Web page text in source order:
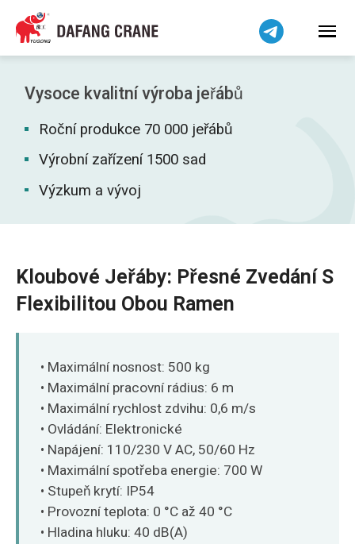
Vysoce kvalitní výroba jeřábů
Roční produkce 70 000 jeřábů
Výrobní zařízení 1500 sad
Výzkum a vývoj
Kloubové Jeřáby: Přesné Zvedání S
Flexibilitou Obou Ramen
• Maximální nosnost: 500 kg
• Maximální pracovní rádius: 6 m
• Maximální rychlost zdvihu: 0,6 m/s
• Ovládání: Elektronické
• Napájení: 110/230 V AC, 50/60 Hz
• Maximální spotřeba energie: 700 W
• Stupeň krytí: IP54
• Provozní teplota: 0 °C až 40 °C
• Hladina hluku: 40 dB(A)
हिन्दी
Bahasa Indonesia
Bahasa Melayu
Tiếng Việt
简体中文
বাংলা
فارسی
Pilipino
Kiswahili
Dansk
Norsk
O‘zbekcha